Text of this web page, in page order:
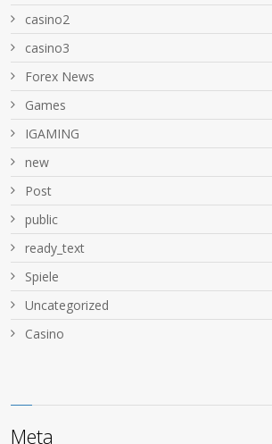
casino2
casino3
Forex News
Games
IGAMING
new
Post
public
ready_text
Spiele
Uncategorized
Сasino
Meta